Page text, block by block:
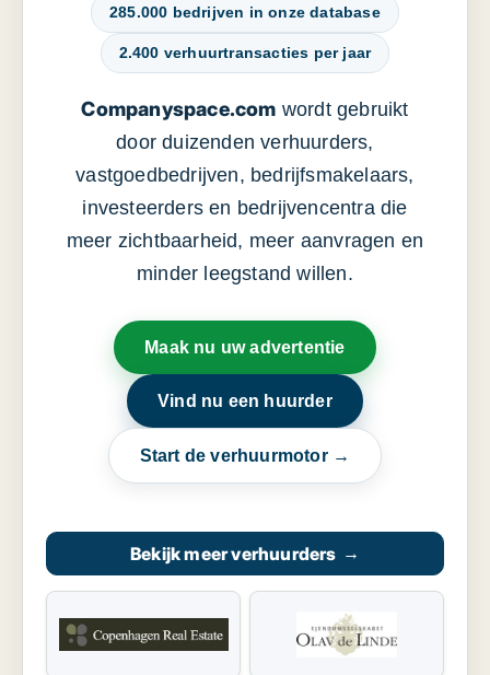
285.000 bedrijven in onze database
2.400 verhuurtransacties per jaar
Companyspace.com wordt gebruikt
door duizenden verhuurders,
vastgoedbedrijven, bedrijfsmakelaars,
investeerders en bedrijvencentra die
meer zichtbaarheid, meer aanvragen en
minder leegstand willen.
Maak nu uw advertentie
Vind nu een huurder
Start de verhuurmotor →
Bekijk meer verhuurders →